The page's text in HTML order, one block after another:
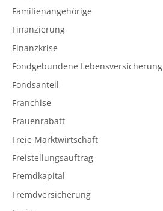
Familienangehörige
Finanzierung
Finanzkrise
Fondgebundene Lebensversicherung
Fondsanteil
Franchise
Frauenrabatt
Freie Marktwirtschaft
Freistellungsauftrag
Fremdkapital
Fremdversicherung